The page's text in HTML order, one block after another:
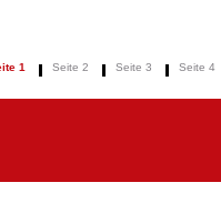
1 Seite 2 Seite 3 Seite 4